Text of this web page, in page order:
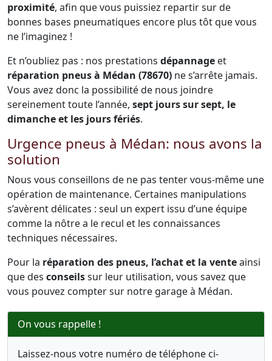
proximité, afin que vous puissiez repartir sur de
bonnes bases pneumatiques encore plus tôt que vous
ne l’imaginez !
Et n’oubliez pas : nos prestations dépannage et
réparation pneus à Médan (78670) ne s’arrête jamais.
Vous avez donc la possibilité de nous joindre
sereinement toute l’année, sept jours sur sept, le
dimanche et les jours fériés.
Urgence pneus à Médan: nous avons la
solution
Nous vous conseillons de ne pas tenter vous-même une
opération de maintenance. Certaines manipulations
s’avèrent délicates : seul un expert issu d’une équipe
comme la nôtre a le recul et les connaissances
techniques nécessaires.
Pour la réparation des pneus, l’achat et la venteainsi
que des conseilssur leur utilisation, vous savez que
vous pouvez compter sur notre garage à Médan.
On vous rappelle !
Laissez-nous votre numéro de téléphone ci-